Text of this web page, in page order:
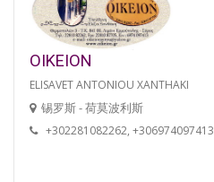
OIKEION
ELISAVET ANTONIOU XANTHAKI
锡罗斯 - 荷莫波利斯
+302281082262, +306974097413